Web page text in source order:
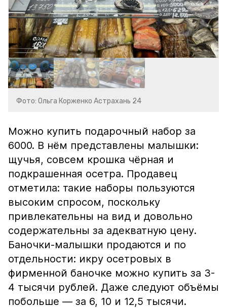
Фото: Ольга Корженко Астрахань 24
Можно купить подарочный набор за
6000. В нём представлены малышки:
щучья, совсем крошка чёрная и
подкрашенная осетра. Продавец
отметила: такие наборы пользуются
высоким спросом, поскольку
привлекательны на вид и довольно
содержательны за адекватную цену.
Баночки-малышки продаются и по
отдельности: икру осетровых в
фирменной баночке можно купить за 3-
4 тысячи рублей. Даже следуют объёмы
побольше — за 6, 10 и 12,5 тысячи.